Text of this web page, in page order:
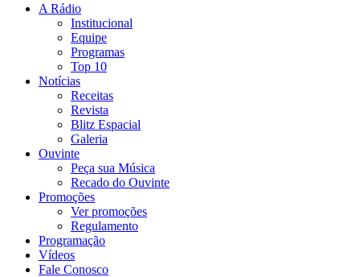
A Rádio
Institucional
Equipe
Programas
Top 10
Notícias
Receitas
Revista
Blitz Espacial
Galeria
Ouvinte
Peça sua Música
Recado do Ouvinte
Promoções
Ver promoções
Regulamento
Programação
Vídeos
Fale Conosco